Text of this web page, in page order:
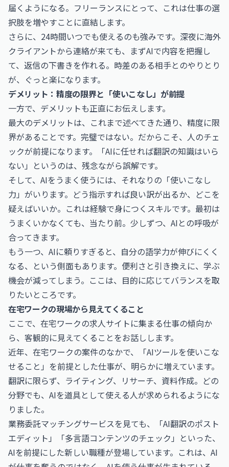
届くようになる。フリーランスにとって、これは仕事の選
択肢を増やすことに直結します。
さらに、24時間いつでも使えるのも強みです。深夜に海外
クライアントから連絡が来ても、まずAIで内容を把握し
て、返信の下書きを作れる。時差のある相手とのやりとり
が、ぐっと楽になります。
デメリット：精度の限界と「使いこなし」が前提
一方で、デメリットも正直にお伝えします。
最大のデメリットは、これまで述べてきた通り、精度に限
界があることです。完璧ではない。だからこそ、人のチェ
ックが前提になります。「AIに任せれば翻訳の知識はいら
ない」というのは、残念ながら誤解です。
そして、AIをうまく使うには、それなりの「使いこなし
力」がいります。どう指示すれば良い訳が出るか、どこを
疑えばいいか。これは経験で身につくスキルです。最初は
うまくいかなくても、当たり前。少しずつ、AIとの呼吸が
合ってきます。
もう一つ、AIに頼りすぎると、自分の語学力が伸びにくく
なる、という側面もあります。便利さと引き換えに、学ぶ
機会が減ってしまう。ここは、目的に応じてバランスを取
りたいところです。
在宅ワークの現場から見えてくること
ここで、在宅ワークの求人サイトに集まる仕事の傾向か
ら、客観的に見えてくることをお話しします。
近年、在宅ワークの案件のなかで、「AIツールを使いこな
せること」を前提とした仕事が、明らかに増えています。
翻訳に限らず、ライティング、リサーチ、資料作成。どの
分野でも、AIを道具として使える人が求められるようにな
りました。
業務委託マッチングサービスを見ても、「AI翻訳のポスト
エディット」「多言語コンテンツのチェック」といった、
AIを前提にした新しい職種が登場しています。これは、AI